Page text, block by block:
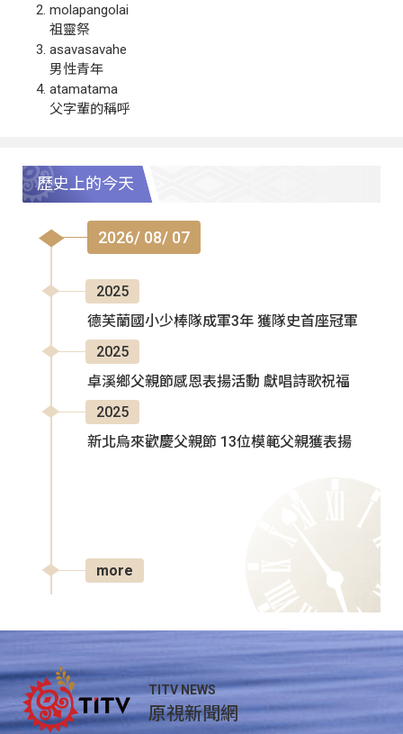
molapangolai
祖靈祭
asavasavahe
男性青年
atamatama
父字輩的稱呼
歷史上的今天
2026/ 08/ 07
2025
德芙蘭國小少棒隊成軍3年 獲隊史首座冠軍
2025
卓溪鄉父親節感恩表揚活動 獻唱詩歌祝福
2025
新北烏來歡慶父親節 13位模範父親獲表揚
more
TITV NEWS
原視新聞網